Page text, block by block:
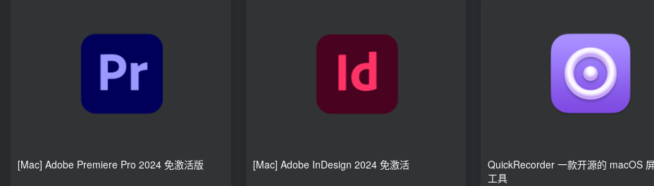
[Mac] Adobe Premiere Pro 2024 免激活版 [Mac] Adobe InDesign 2024 免激活
QuickRecorder 一款开源的 macOS 屏幕录制
工具